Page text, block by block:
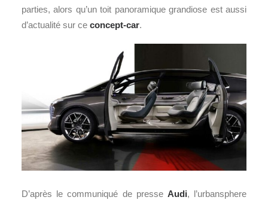
parties, alors qu’un toit panoramique grandiose est aussi
d’actualité sur ce concept-car.
D’après le communiqué de presse Audi, l’urbansphere